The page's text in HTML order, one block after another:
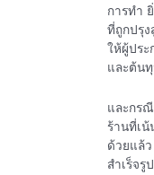
การทำ
ที่ถูกปรุง
ให้ผู้ประ
และต้น
และกร
ร้านที่เน้
ด้วยแล้ว
สำเร็จรู